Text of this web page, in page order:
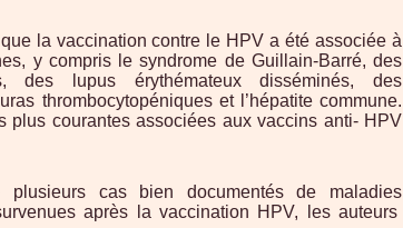
la vaccination contre le HPV a été associée à
y compris le syndrome de Guillain-Barré, des
des lupus érythémateux disséminés, des
thrombocytopéniques et l’hépatite commune.
plus courantes associées aux vaccins anti- HPV
cas bien documentés de maladies
après la vaccination HPV, les auteurs